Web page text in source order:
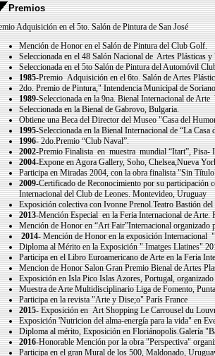
Premios
Adquisición en el 5to. Salón de Pintura de San José
Mención de Honor en el Salón de Pintura del Club Golf.
Seleccionada en el 48 Salón Nacional de Artes Plásticas y
Seleccionada en el 5to Salón de Pintura del Automóvil
1985-Premio Adquisición en el 6to. Salón de Artes
2do. Premio de Pintura," Intendencia Municipal de
1989-Seleccionada en la 9na. Bienal Internacional de
Seleccionada en la Bienal de Gabrovo, Bulgaria.
Obtiene una Beca del Director del Museo "Casa del
1995-Seleccionada en la Bienal Internacional de “La
1996- 2do.Premio “Club Naval”.
2002-Premio Finalista en muestra mundial “Itart”, Pisa-
2004-Expone en Agora Gallery, Soho, Chelsea,Nueva
Participa en Miradas 2004, con la obra finalista "Sin
2009-Certificado de Reconocimiento por su participación
Internacional del Club de Leones. Montevideo, Uruguay
Exposición colectiva con Ivonne Prenol.Teatro Bastión
2013-Mención Especial en la Feria Internacional de Arte.
Mención de Honor en “Art Fair”Internacional
2014-Mención de Honor en la exposición Internacional
Diploma al Mérito en la Exposición " Imatges Llatines"
Participa en el Libro Euroamericano de Arte en la Feria
Mencion de Honor Salon Gran Premio Bienal de Artes
Exposición en Isla Pico Islas Azores, Portugal,
Muestra de Arte Multidisciplinario Liga de Fomento,
Participa en la revista "Arte y Dise;o" París France
2015- Exposición en Art Shopping Le Carrousel du
Exposición 'Nutricion del alma-energía para la vida" en
Diploma al mérito, Exposición en Floriánopolis.Galería
2016-Honorable Mención por la obra "Perspectiva"
Participa en el gran Mural de los 500, Maldonado,